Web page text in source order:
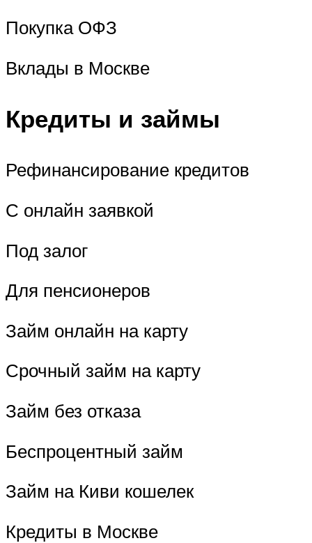
Покупка ОФЗ
Вклады в Москве
Кредиты и займы
Рефинансирование кредитов
С онлайн заявкой
Под залог
Для пенсионеров
Займ онлайн на карту
Срочный займ на карту
Займ без отказа
Беспроцентный займ
Займ на Киви кошелек
Кредиты в Москве